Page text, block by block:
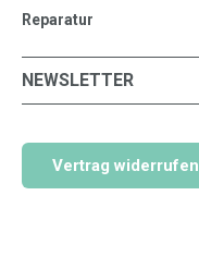
Reparatur
NEWSLETTER
Vertrag widerrufen